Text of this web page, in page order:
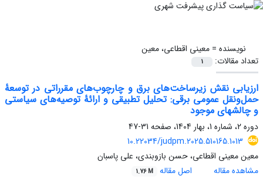
نویسنده =معینی اقطاعی، معین
تعداد مقالات:
1
ارزیابی نقش زیرساخت‌های برق و چارچوب‌های مقرراتی در توسعۀ
حمل‌ونقل عمومی برقی: تحلیل تطبیقی و ارائۀ توصیه‌های سیاستی
و چالشهای موجود
دوره 2، شماره 1، بهار 1404، صفحه
31-47
10.22034/judpm.2025.510165.1013
معین معینی اقطاعی، حسن بازوبندی، علی پاسبان
مشاهده مقاله
اصل مقاله 1.76 M